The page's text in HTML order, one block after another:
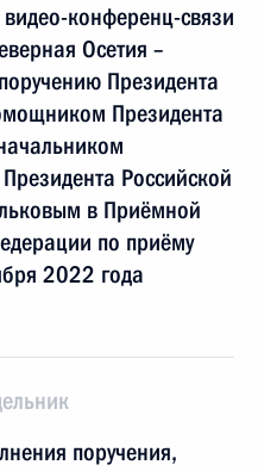
конференц-связи
Осетия –
Президента
Президента
Российской
в Приёмной
по приёму
2022 года
поручения,